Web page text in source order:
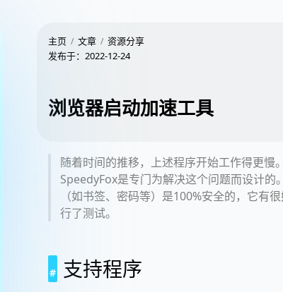
主页 文章
资源分享
发布于： 2022-12-24
浏览器启动加速工具
随着时间的推移，上述程序开始工作得更慢
SpeedyFox是专门为解决这个问题而设计
（如书签、密码等）是100%安全的，它有
行了测试。
支持程序